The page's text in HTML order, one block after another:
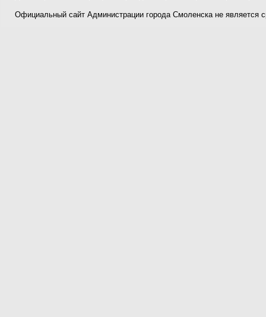
Официальный сайт Администрации города Смоленска не является